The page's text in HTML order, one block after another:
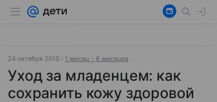
24 октября 2013 1 месяц - 6 месяцев
Уход за младенцем: как
сохранить кожу здоровой